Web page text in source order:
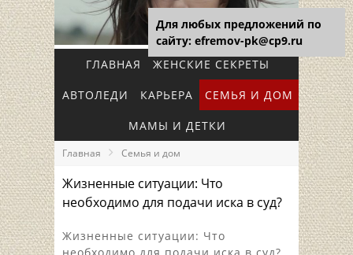
ГЛАВНАЯ ЖЕНСКИЕ СЕКРЕТЫ
АВТОЛЕДИ КАРЬЕРА СЕМЬЯ И ДОМ
МАМЫ И ДЕТКИ
Главная Семья и дом
Жизненные ситуации: Что
необходимо для подачи иска в суд?
Жизненные ситуации: Что
Для любых предложений по
сайту: efremov-pk@cp9.ru